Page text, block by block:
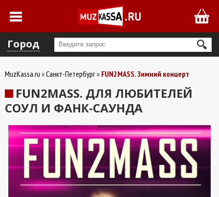
Город
MuzKassa.ru Санкт-Петербург FUN2MASS. Зимний концерт
FUN2MASS. ДЛЯ ЛЮБИТЕЛЕЙ
СОУЛ И ФАНК-САУНДА